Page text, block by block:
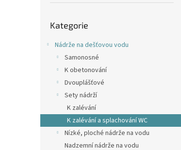
kategorie
Kategorie
Nádrže na dešťovou vodu
Samonosné
K obetonování
Dvouplášťové
Sety nádrží
K zalévání
K zalévání a splachování WC
Nízké, ploché nádrže na vodu
Nadzemní nádrže na vodu